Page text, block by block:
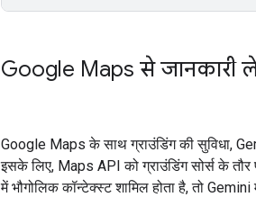
Google Maps से जानकारी
Google Maps के साथ ग्राउंडिंग की सुविधा,
इसके लिए, Maps API को ग्राउंडिंग सोर्स के तौर
में भौगोलिक कॉन्टेक्स्ट शामिल होता है, तो